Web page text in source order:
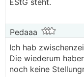
Es besteht nun
Regelbesteuerung
Gerade bei
sehr sinnvoll sein,
gemacht werden
Da PV-Anlagen als
EStG steht.
Pedaaa
Ich hab
Die wiederum
noch keine